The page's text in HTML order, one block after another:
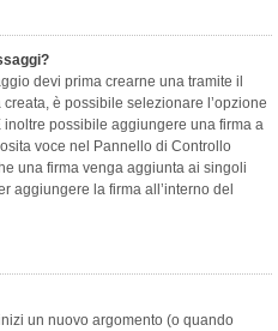
devi prima crearne una tramite il
è possibile selezionare l’opzione
possibile aggiungere una firma a
voce nel Pannello di Controllo
una firma venga aggiunta ai singoli
aggiungere la firma all’interno del
un nuovo argomento (o quando